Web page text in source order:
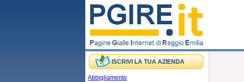
ISCRIVI LA TUA AZIENDA
Abbigliamento